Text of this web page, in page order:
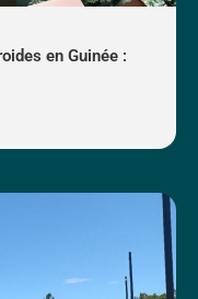
en Guinée :